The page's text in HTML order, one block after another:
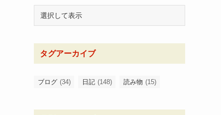
タグアーカイブ
ブログ (34) 日記 (148) 読み物 (15)